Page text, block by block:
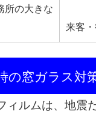
所の大きな
来客
の窓ガラス対
ィルムは、地震